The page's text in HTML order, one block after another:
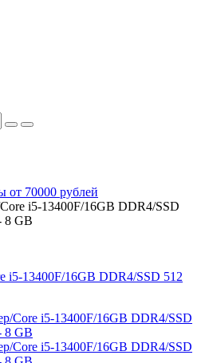
от 70000 рублей
i5-13400F/16GB DDR4/SSD
8 GB